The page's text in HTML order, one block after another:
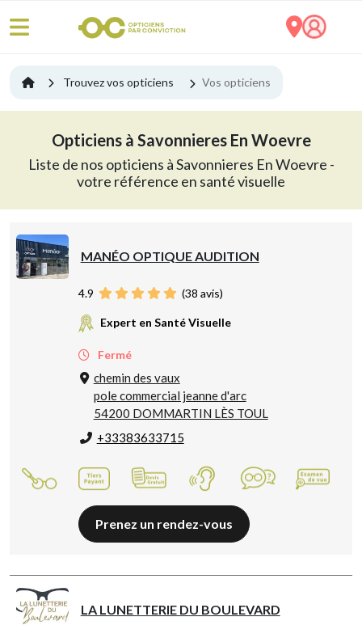
Trouvez vos opticiens Vos opticiens
Opticiens à Savonnieres En Woevre
Liste de nos opticiens à Savonnieres En Woevre -
votre référence en santé visuelle
MANÉO OPTIQUE AUDITION
4.9 (38 avis)
Expert en Santé Visuelle
Fermé
chemin des vaux
pole commercial jeanne d'arc
54200 DOMMARTIN LÈS TOUL
+33383633715
Prenez un rendez-vous
LA LUNETTERIE DU BOULEVARD